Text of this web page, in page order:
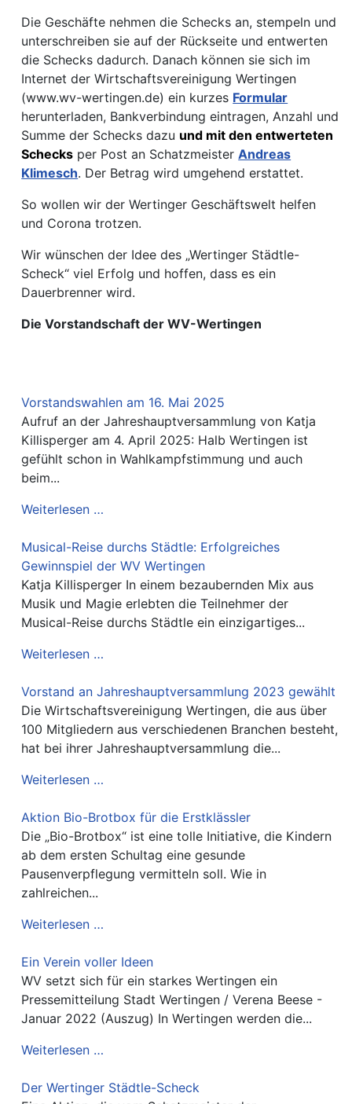
Vorstandswahlen am 16. Mai 2025
Aufruf an der Jahreshauptversammlung von Katja
Killisperger am 4. April 2025: Halb Wertingen ist
gefühlt schon in Wahlkampfstimmung und auch
beim...
Weiterlesen …
Musical-Reise durchs Städtle: Erfolgreiches
Gewinnspiel der WV Wertingen
Katja Killisperger In einem bezaubernden Mix aus
Musik und Magie erlebten die Teilnehmer der
Musical-Reise durchs Städtle ein einzigartiges...
Weiterlesen …
Vorstand an Jahreshauptversammlung 2023 gewählt
Die Wirtschaftsvereinigung Wertingen, die aus über
100 Mitgliedern aus verschiedenen Branchen besteht,
hat bei ihrer Jahreshauptversammlung die...
Weiterlesen …
Aktion Bio-Brotbox für die Erstklässler
Die „Bio-Brotbox“ ist eine tolle Initiative, die Kindern
ab dem ersten Schultag eine gesunde
Pausenverpflegung vermitteln soll. Wie in
zahlreichen...
Weiterlesen …
Ein Verein voller Ideen
WV setzt sich für ein starkes Wertingen ein
Pressemitteilung Stadt Wertingen / Verena Beese -
Januar 2022 (Auszug) In Wertingen werden die...
Weiterlesen …
Der Wertinger Städtle-Scheck
Die Geschäfte nehmen die Schecks an, stempeln und
unterschreiben sie auf der Rückseite und entwerten
die Schecks dadurch. Danach können sie sich im
Internet der Wirtschaftsvereinigung Wertingen
(www.wv-wertingen.de) ein kurzes Formular
herunterladen, Bankverbindung eintragen, Anzahl und
Summe der Schecks dazu und mit den entwerteten
Schecks per Post an SchatzmeisterAndreas
Klimesch. Der Betrag wird umgehend erstattet.
So wollen wir der Wertinger Geschäftswelt helfen
und Corona trotzen.
Wir wünschen der Idee des „Wertinger Städtle-
Scheck“ viel Erfolg und hoffen, dass es ein
Dauerbrenner wird.
Die Vorstandschaft der WV-Wertingen